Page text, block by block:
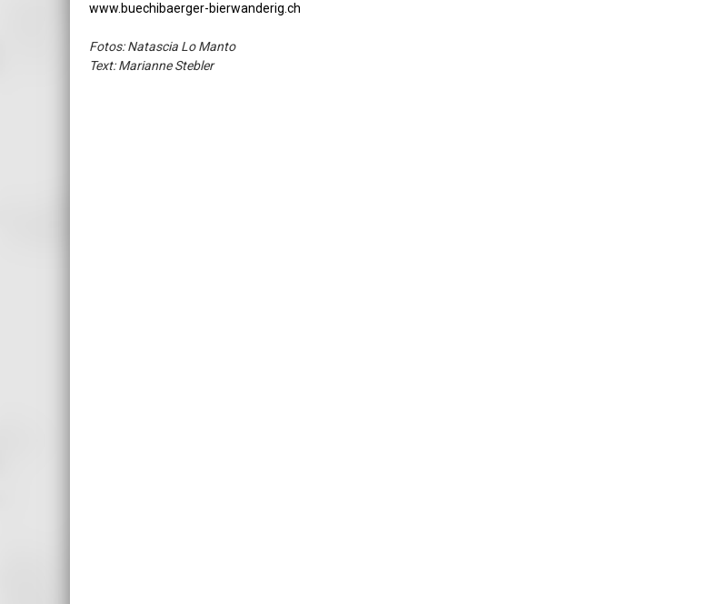
www.buechibaerger-bierwanderig.ch
Fotos: Natascia Lo Manto
Text: Marianne Stebler